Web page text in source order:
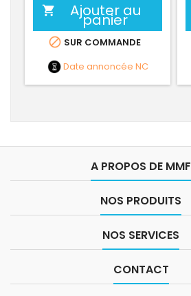
 Ajouter au
panier
 SUR COMMANDE
Date annoncée NC
A PROPOS DE MMF
NOS PRODUITS
NOS SERVICES
CONTACT